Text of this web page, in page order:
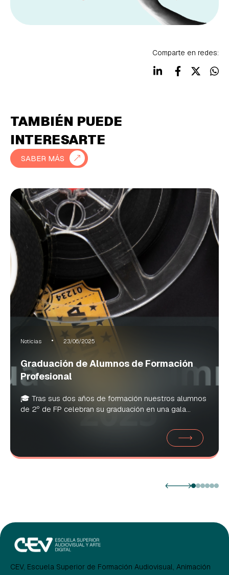
Comparte en redes:
TAMBIÉN PUEDE
INTERESARTE
SABER MÁS
Noticias 23/06/2025
Graduación de Alumnos de Formación
Profesional
🎓 Tras sus dos años de formación nuestros alumnos
de 2º de FP celebran su graduación en una gala...
CEV, Escuela Superior de Formación Audiovisual, Animación